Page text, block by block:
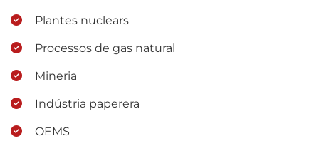
Plantes nuclears
Processos de gas natural
Mineria
Indústria paperera
OEMS